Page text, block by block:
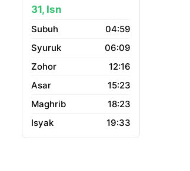
31, Isn
04:59
06:09
12:16
15:23
18:23
19:33